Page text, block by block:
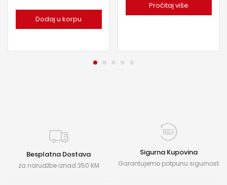
Dodaj u korpu
Pročitaj više
Besplatna Dostava
za narudžbe iznad 350 KM
Sigurna Kupovina
Garantujemo potpunu sigurnost